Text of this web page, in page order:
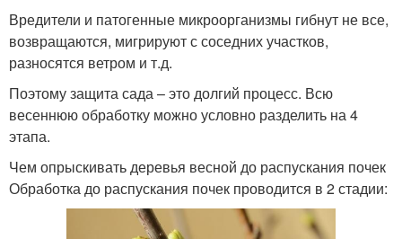
Вредители и патогенные микроорганизмы гибнут не все,
возвращаются, мигрируют с соседних участков,
разносятся ветром и т.д.
Поэтому защита сада – это долгий процесс. Всю
весеннюю обработку можно условно разделить на 4
этапа.
Чем опрыскивать деревья весной до распускания почек
Обработка до распускания почек проводится в 2 стадии: